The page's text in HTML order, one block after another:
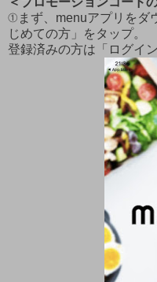
①まず、menuアプリをダ
じめての方」をタップ。
登録済みの方は「ログイ